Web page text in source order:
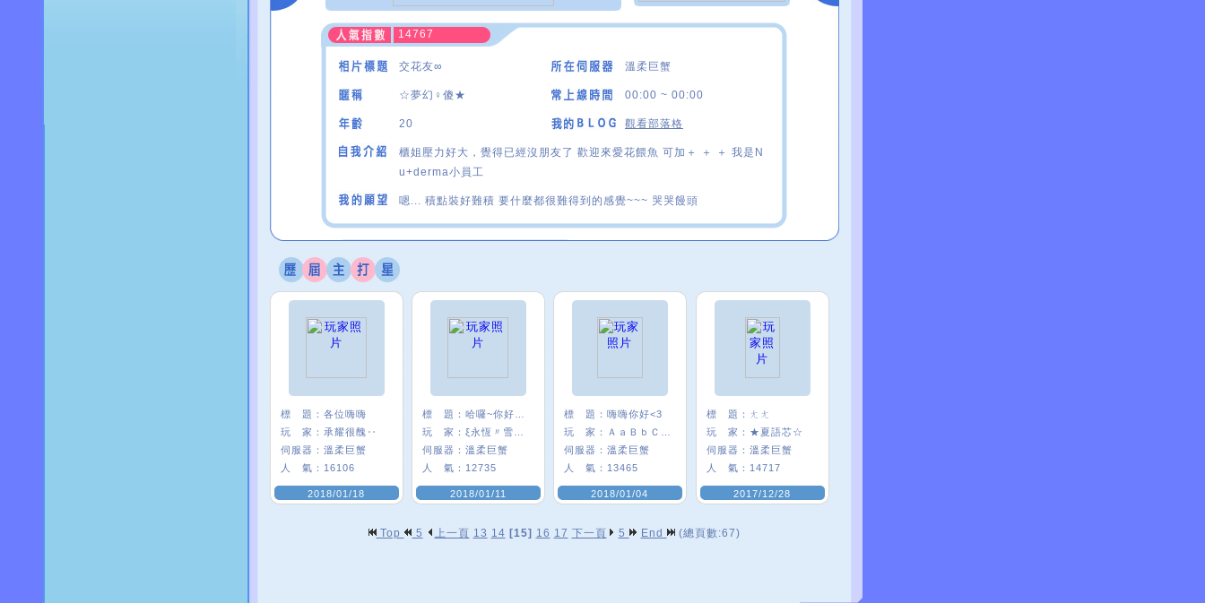
14767
交花友∞ 溫柔巨蟹
☆夢幻♀傻★ 00:00 ~ 00:00
20 觀看部落格
櫃姐壓力好大，覺得已經沒朋友了 歡迎來愛花餵魚 可加＋ ＋ ＋ 我是N
u+derma小員工
嗯... 積點裝好難積 要什麼都很難得到的感覺~~~ 哭哭饅頭
標 題： 各位嗨嗨
玩 家： 承耀很醜‥
伺服器： 溫柔巨蟹
人 氣： 16106
2018/01/18
標 題：
玩 家：
伺服器： 溫柔巨蟹
人 氣： 12735
2018/01/11
標 題： 嗨嗨你好<3
玩 家：
伺服器： 溫柔巨蟹
人 氣： 13465
2018/01/04
標 題： ㄤㄤ
玩 家： ★夏語芯☆
伺服器： 溫柔巨蟹
人 氣： 14717
2017/12/28
Top 5 上一頁 13 14 [15] 16 17 下一頁 5 End (總頁數:67)